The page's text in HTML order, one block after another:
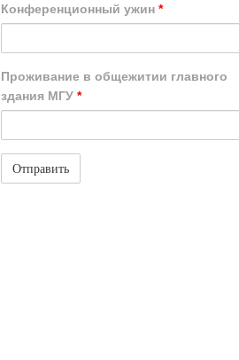
Конференционный ужин *
Проживание в общежитии главного
здания МГУ *